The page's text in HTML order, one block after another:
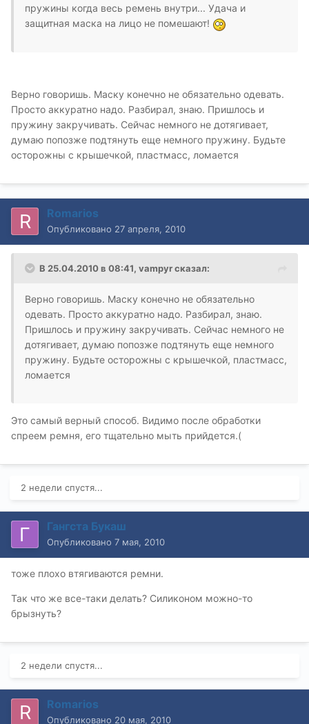
пружины когда весь ремень внутри... Удача и
защитная маска на лицо не помешают!
Верно говоришь. Маску конечно не обязательно одевать.
Просто аккуратно надо. Разбирал, знаю. Пришлось и
пружину закручивать. Сейчас немного не дотягивает,
думаю попозже подтянуть еще немного пружину. Будьте
осторожны с крышечкой, пластмасс, ломается
Romarios
Опубликовано 27 апреля, 2010
В 25.04.2010 в 08:41, vampyr сказал:
Верно говоришь. Маску конечно не обязательно
одевать. Просто аккуратно надо. Разбирал, знаю.
Пришлось и пружину закручивать. Сейчас немного не
дотягивает, думаю попозже подтянуть еще немного
пружину. Будьте осторожны с крышечкой, пластмасс,
ломается
Это самый верный способ. Видимо после обработки
спреем ремня, его тщательно мыть прийдется.(
2 недели спустя...
Гангста Букаш
Опубликовано 7 мая, 2010
тоже плохо втягиваются ремни.
Так что же все-таки делать? Силиконом можно-то
брызнуть?
2 недели спустя...
Romarios
Опубликовано 20 мая, 2010